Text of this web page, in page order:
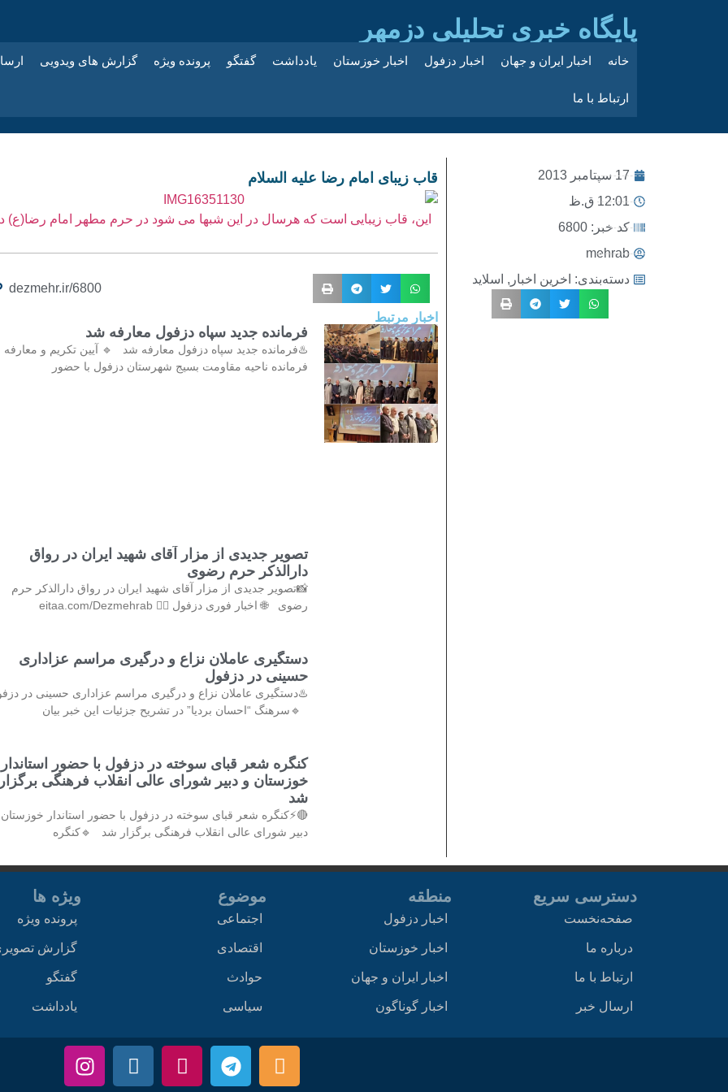
پایگاه خبری تحلیلی دزمهر
خانه اخبار ایران و جهان اخبار دزفول اخبار خوزستان یادداشت گفتگو پرونده ویژه گزارش های ویدویی
ارتباط با ما
17 سپتامبر 2013
12:01 ق.ظ
کد خبر: 6800
mehrab
دسته‌بندی: اخرین اخبار , اسلاید
قاب زیبای امام رضا علیه السلام
این، قاب زیبایی است که هرسال در این شبها می شود در حرم مطهر امام رضا(ع)
dezmehr.ir/6800
اخبار مرتبط
فرمانده جدید سپاه دزفول معارفه شد
♨️فرمانده جدید سپاه دزفول معارفه شد 🔹 آیین تکریم و معارفه
فرمانده ناحیه مقاومت بسیج شهرستان دزفول با حضور
تصویر جدیدی از مزار آقای شهید ایران در رواق
دارالذکر حرم رضوی
📸تصویر جدیدی از مزار آقای شهید ایران در رواق دارالذکر حرم
رضوی 🌐 اخبار فوری دزفول 👇🏻 eitaa.com/Dezmehrab
دستگیری عاملان نزاع و درگیری مراسم عزاداری
حسینی در دزفول
♨️دستگیری عاملان نزاع و درگیری مراسم عزاداری حسینی در
🔹سرهنگ “احسان بردیا” در تشریح جزئیات این خبر بیان
کنگره شعر قبای سوخته در دزفول با حضور استاندار
خوزستان و دبیر شورای عالی انقلاب فرهنگی
شد
🔴⚡کنگره شعر قبای سوخته در دزفول با حضور استاندار
دبیر شورای عالی انقلاب فرهنگی برگزار شد 🔹کنگره
دسترسی سریع
صفحه‌نخست
درباره ما
ارتباط با ما
ارسال خبر
منطقه
اخبار دزفول
اخبار خوزستان
اخبار ایران و جهان
اخبار گوناگون
موضوع
اجتماعی
اقتصادی
حوادث
سیاسی
ویژه ها
پرونده ویژه
گزارش
گفتگو
یادداشت